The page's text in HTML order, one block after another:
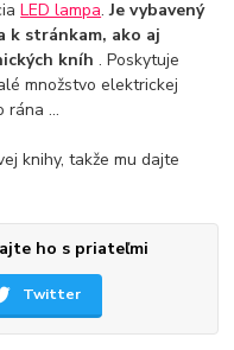
LED lampa.Je vybavený
k stránkam, ako aj
kníh. Poskytuje
množstvo elektrickej
rána ...
knihy, takže mu dajte
ho s priateľmi
Twitter